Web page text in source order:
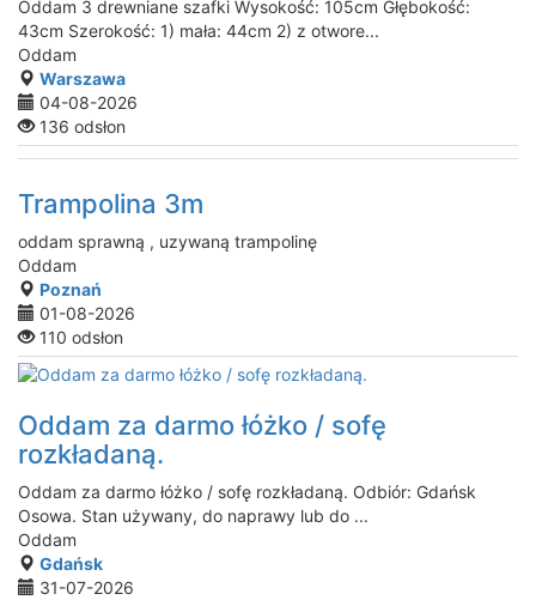
Oddam 3 drewniane szafki Wysokość: 105cm Głębokość:
43cm Szerokość: 1) mała: 44cm 2) z otwore...
Oddam
Warszawa
04-08-2026
136 odsłon
Trampolina 3m
oddam sprawną , uzywaną trampolinę
Oddam
Poznań
01-08-2026
110 odsłon
Oddam za darmo łóżko / sofę
rozkładaną.
Oddam za darmo łóżko / sofę rozkładaną. Odbiór: Gdańsk
Osowa. Stan używany, do naprawy lub do ...
Oddam
Gdańsk
31-07-2026